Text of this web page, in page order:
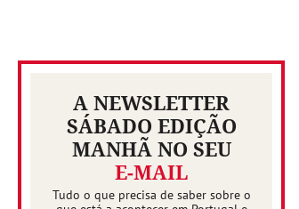
A NEWSLETTER
SÁBADO EDIÇÃO
MANHÃ NO SEU
E-MAIL
Tudo o que precisa de saber sobre o